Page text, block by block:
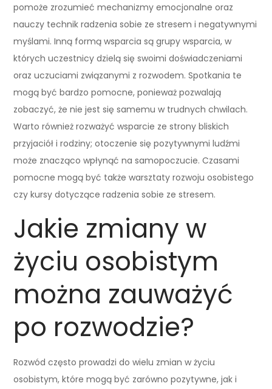
pomoże zrozumieć mechanizmy emocjonalne oraz
nauczy technik radzenia sobie ze stresem i negatywnymi
myślami. Inną formą wsparcia są grupy wsparcia, w
których uczestnicy dzielą się swoimi doświadczeniami
oraz uczuciami związanymi z rozwodem. Spotkania te
mogą być bardzo pomocne, ponieważ pozwalają
zobaczyć, że nie jest się samemu w trudnych chwilach.
Warto również rozważyć wsparcie ze strony bliskich
przyjaciół i rodziny; otoczenie się pozytywnymi ludźmi
może znacząco wpłynąć na samopoczucie. Czasami
pomocne mogą być także warsztaty rozwoju osobistego
czy kursy dotyczące radzenia sobie ze stresem.
Jakie zmiany w
życiu osobistym
można zauważyć
po rozwodzie?
Rozwód często prowadzi do wielu zmian w życiu
osobistym, które mogą być zarówno pozytywne, jak i